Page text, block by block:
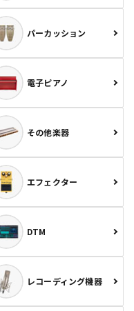
パーカッション
電子ピアノ
その他楽器
エフェクター
DTM
レコーディング機器